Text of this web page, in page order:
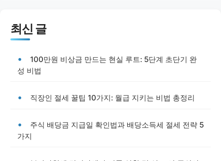
최신 글
100만원 비상금 만드는 현실 루트: 5단계 초단기 완
성 비법
직장인 절세 꿀팁 10가지: 월급 지키는 비법 총정리
주식 배당금 지급일 확인법과 배당소득세 절세 전략 5
가지